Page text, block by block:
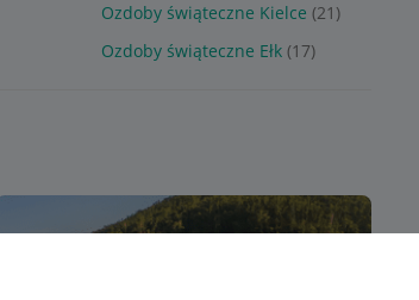
Ozdoby świąteczne Kielce (21)
Ozdoby świąteczne Ełk (17)